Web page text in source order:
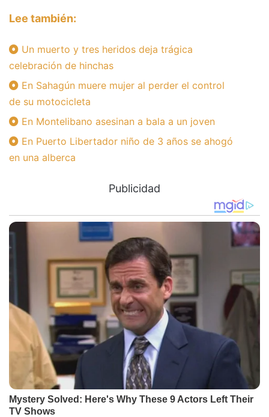
Lee también:
Un muerto y tres heridos deja trágica
celebración de hinchas
En Sahagún muere mujer al perder el control
de su motocicleta
En Montelibano asesinan a bala a un joven
En Puerto Libertador niño de 3 años se ahogó
en una alberca
Publicidad